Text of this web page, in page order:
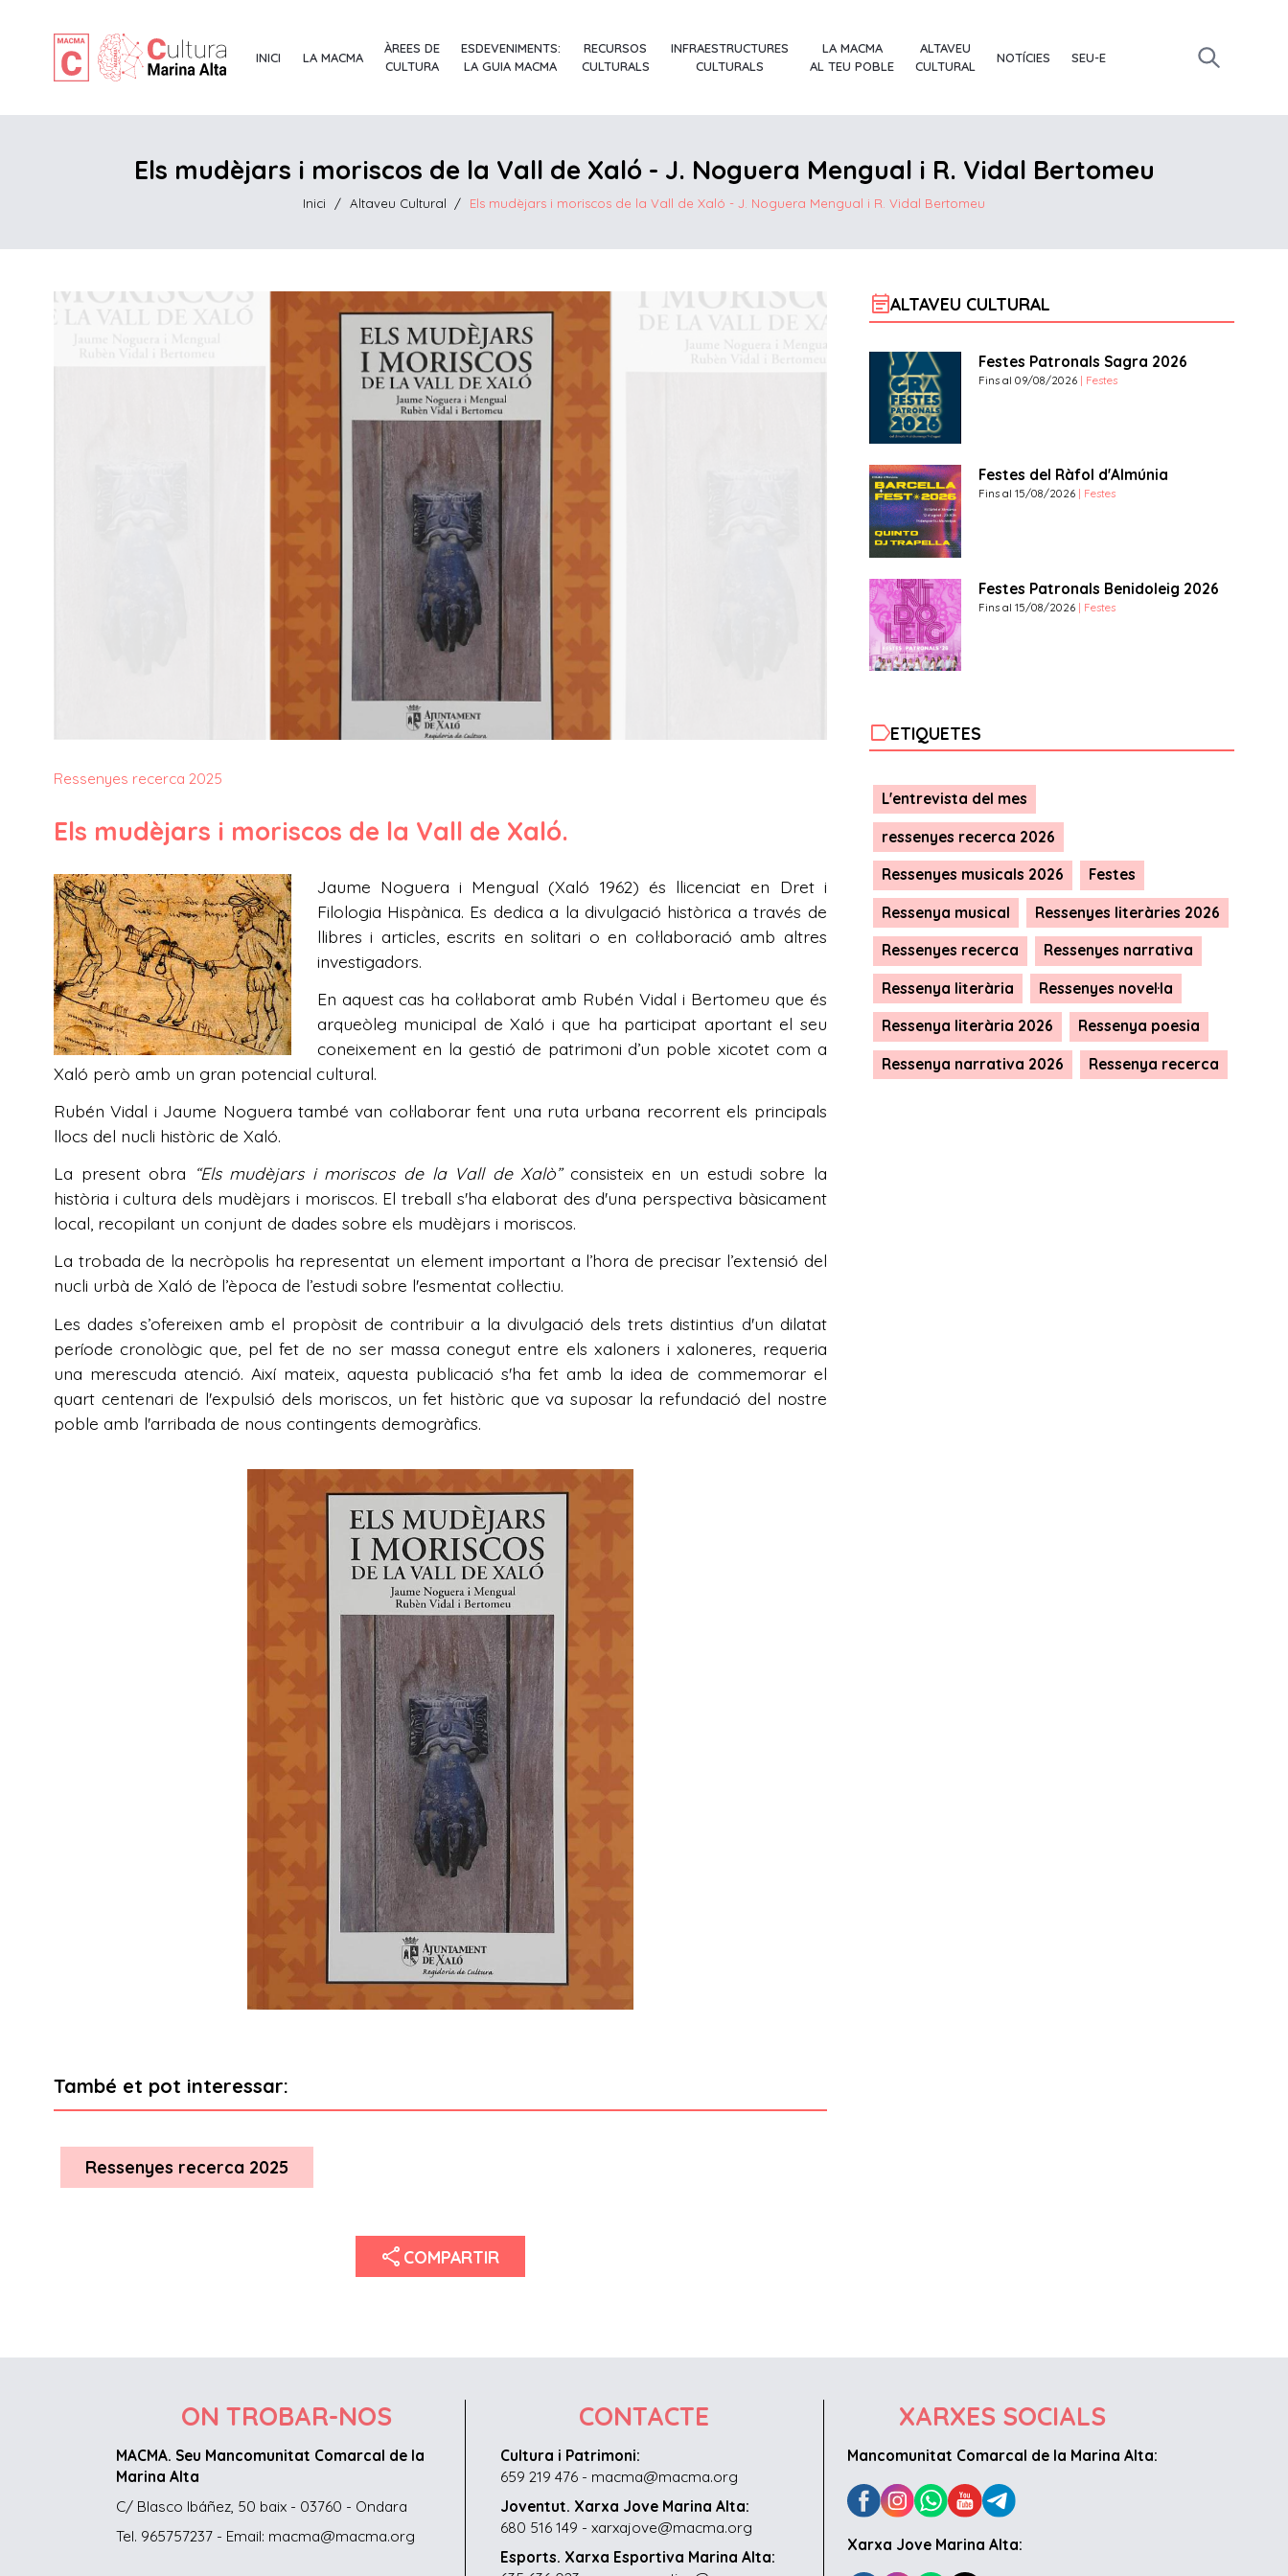
INICI LA MACMA
ÀREES DE
CULTURA
ESDEVENIMENTS:
LA GUIA MACMA
RECURSOS
CULTURALS
INFRAESTRUCTURES
CULTURALS
LA MACMA
AL TEU POBLE
ALTAVEU
CULTURAL
NOTÍCIES SEU-E
Els mudèjars i moriscos de la Vall de Xaló - J. Noguera Mengual i R. Vidal Bertomeu
Inici / Altaveu Cultural / Els mudèjars i moriscos de la Vall de Xaló - J. Noguera Mengual i R. Vidal Bertomeu
Ressenyes recerca 2025
Els mudèjars i moriscos de la Vall de Xaló.
Jaume Noguera i Mengual (Xaló 1962) és llicenciat en Dret i
Filologia Hispànica. Es dedica a la divulgació històrica a través de
llibres i articles, escrits en solitari o en col·laboració amb altres
investigadors.
En aquest cas ha col·laborat amb Rubén Vidal i Bertomeu que és
arqueòleg municipal de Xaló i que ha participat aportant el seu
coneixement en la gestió de patrimoni d’un poble xicotet com a
Xaló però amb un gran potencial cultural.
Rubén Vidal i Jaume Noguera també van col·laborar fent una ruta urbana recorrent els principals
llocs del nucli històric de Xaló.
La present obra “Els mudèjars i moriscos de la Vall de Xalò”consisteix en un estudi sobre la
història i cultura dels mudèjars i moriscos. El treball s'ha elaborat des d'una perspectiva bàsicament
local, recopilant un conjunt de dades sobre els mudèjars i moriscos.
La trobada de la necròpolis ha representat un element important a l’hora de precisar l’extensió del
nucli urbà de Xaló de l’època de l’estudi sobre l'esmentat col·lectiu.
Les dades s’ofereixen amb el propòsit de contribuir a la divulgació dels trets distintius d'un dilatat
període cronològic que, pel fet de no ser massa conegut entre els xaloners i xaloneres, requeria
una merescuda atenció. Així mateix, aquesta publicació s'ha fet amb la idea de commemorar el
quart centenari de l'expulsió dels moriscos, un fet històric que va suposar la refundació del nostre
poble amb l'arribada de nous contingents demogràfics.
També et pot interessar:
Ressenyes recerca 2025
share COMPARTIR
event_noteALTAVEU CULTURAL
Festes Patronals Sagra 2026
Fins al 09/08/2026 | Festes
Festes del Ràfol d'Almúnia
Fins al 15/08/2026 | Festes
Festes Patronals Benidoleig 2026
Fins al 15/08/2026 | Festes
labelETIQUETES
L'entrevista del mes
ressenyes recerca 2026
Ressenyes musicals 2026 Festes
Ressenya musical Ressenyes literàries 2026
Ressenyes recerca Ressenyes narrativa
Ressenya literària Ressenyes novel·la
Ressenya literària 2026 Ressenya poesia
Ressenya narrativa 2026 Ressenya recerca
ON TROBAR-NOS
MACMA. Seu Mancomunitat Comarcal de la
Marina Alta
C/ Blasco Ibáñez, 50 baix - 03760 - Ondara
Tel. 965757237 - Email: macma@macma.org
CONTACTE
Cultura i Patrimoni:
659 219 476 - macma@macma.org
Joventut. Xarxa Jove Marina Alta:
680 516 149 - xarxajove@macma.org
Esports. Xarxa Esportiva Marina Alta:
XARXES SOCIALS
Mancomunitat Comarcal de la Marina Alta:
Xarxa Jove Marina Alta: